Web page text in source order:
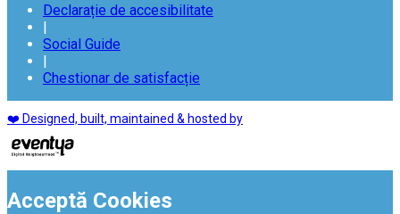
Declarație de accesibilitate
|
Social Guide
|
Chestionar de satisfacție
❤️ Designed, built, maintained & hosted by
Acceptă Cookies